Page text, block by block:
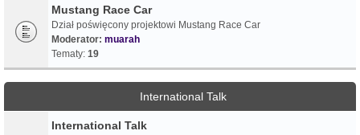
Mustang Race Car
Dział poświęcony projektowi Mustang Race Car
Moderator: muarah
Tematy: 19
International Talk
International Talk